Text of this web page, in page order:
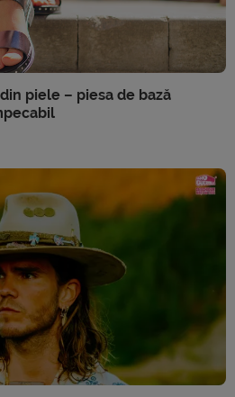
piele – piesa de bază